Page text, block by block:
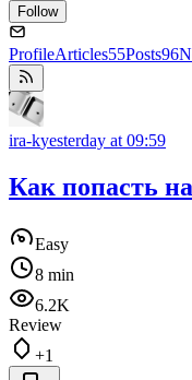
Follow
ProfileArticles55Posts96
ira-kyesterday at 09:59
Как попасть
Easy
8 min
6.2K
Review
+1